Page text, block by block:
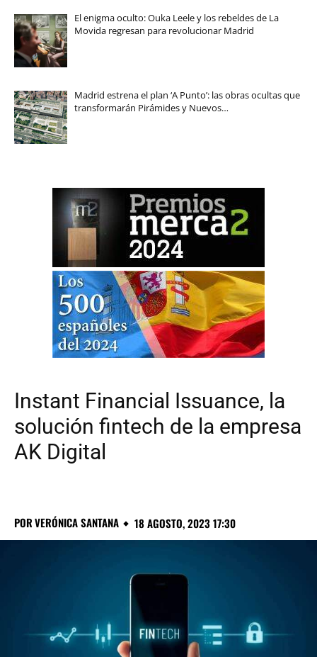
El enigma oculto: Ouka Leele y los rebeldes de La
Movida regresan para revolucionar Madrid
Madrid estrena el plan ‘A Punto’: las obras ocultas que
transformarán Pirámides y Nuevos…
Instant Financial Issuance, la
solución fintech de la empresa
AK Digital
PORVERÓNICA SANTANA 18 AGOSTO, 2023 17:30